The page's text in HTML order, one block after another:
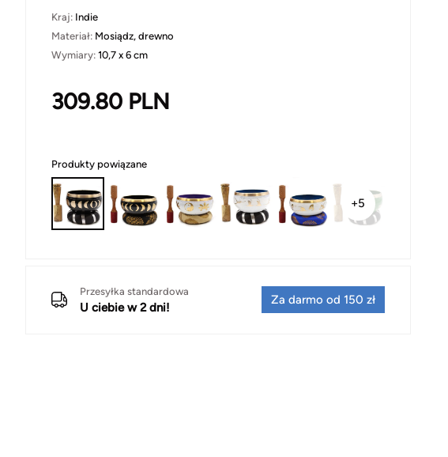
Kraj: Indie
Materiał: Mosiądz, drewno
Wymiary: 10,7 x 6 cm
309.80 PLN
Produkty powiązane
+5
Przesyłka standardowa
U ciebie w 2 dni!
Za darmo od 150 zł